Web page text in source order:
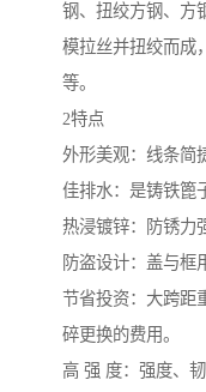
钢、扭绞方钢、方
模拉丝并扭绞而成
等。
2特点
外形美观：线条简
佳排水：是铸铁篦
热浸镀锌：防锈力
防盗设计：盖与框
节省投资：大跨距
碎更换的费用。
高 强 度：强度、